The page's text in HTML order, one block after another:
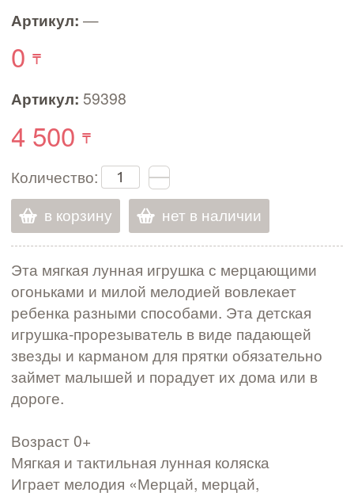
Артикул: —
0
Артикул: 59398
4 500
Количество:
в корзину
нет в наличии
Эта мягкая лунная игрушка с мерцающими
огоньками и милой мелодией вовлекает
ребенка разными способами. Эта детская
игрушка-прорезыватель в виде падающей
звезды и карманом для прятки обязательно
займет малышей и порадует их дома или в
дороге.
Возраст 0+
Мягкая и тактильная лунная коляска
Играет мелодия «Мерцай, мерцай,